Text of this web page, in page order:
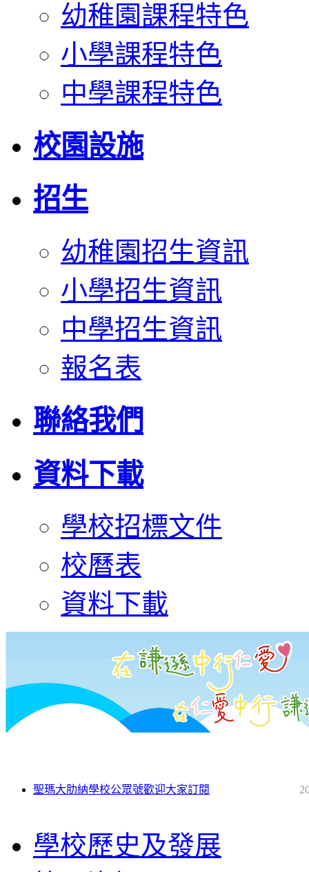
幼稚園課程特色
小學課程特色
中學課程特色
校園設施
招生
幼稚園招生資訊
小學招生資訊
中學招生資訊
報名表
聯絡我們
資料下載
學校招標文件
校曆表
資料下載
聖瑪大肋納學校公眾號歡迎大家訂閱
學校歷史及發展